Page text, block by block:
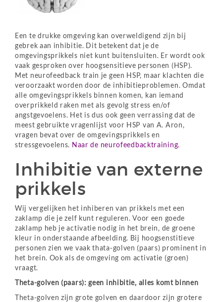
Een te drukke omgeving kan overweldigend zijn bij
gebrek aan inhibitie. Dit betekent dat je de
omgevingsprikkels niet kunt buitensluiten. Er wordt ook
vaak gesproken over hoogsensitieve personen (HSP).
Met neurofeedback train je geen HSP, maar klachten die
veroorzaakt worden door de inhibitieproblemen. Omdat
alle omgevingsprikkels binnen komen, kan iemand
overprikkeld raken met als gevolg stress en/of
angstgevoelens. Het is dus ook geen verrassing dat de
meest gebruikte vragenlijst voor HSP van A. Aron,
vragen bevat over de omgevingsprikkels en
stressgevoelens. Naar de neurofeedbacktraining.
Inhibitie van externe
prikkels
Wij vergelijken het inhiberen van prikkels met een
zaklamp die je zelf kunt reguleren. Voor een goede
zaklamp heb je activatie nodig in het brein, de groene
kleur in onderstaande afbeelding. Bij hoogsenstitieve
personen zien we vaak thata-golven (paars) prominent in
het brein. Ook als de omgeving om activatie (groen)
vraagt.
Theta-golven (paars): geen inhibitie, alles komt binnen
Theta-golven zijn grote golven en daardoor zijn grotere